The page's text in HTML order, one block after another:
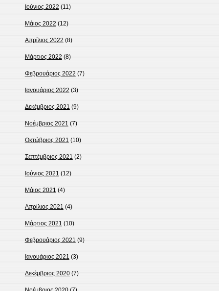
Ιούνιος 2022 (11)
Μάιος 2022 (12)
Απρίλιος 2022 (8)
Μάρτιος 2022 (8)
Φεβρουάριος 2022 (7)
Ιανουάριος 2022 (3)
Δεκέμβριος 2021 (9)
Νοέμβριος 2021 (7)
Οκτώβριος 2021 (10)
Σεπτέμβριος 2021 (2)
Ιούνιος 2021 (12)
Μάιος 2021 (4)
Απρίλιος 2021 (4)
Μάρτιος 2021 (10)
Φεβρουάριος 2021 (9)
Ιανουάριος 2021 (3)
Δεκέμβριος 2020(7)